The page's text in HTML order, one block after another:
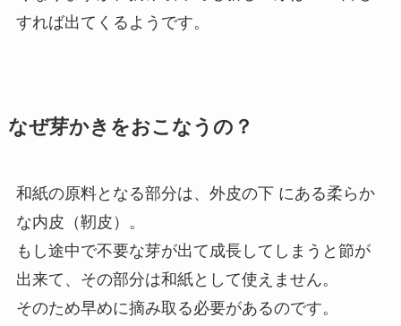
すれば出てくるようです。
なぜ芽かきをおこなうの？
和紙の原料となる部分は、外皮の下 にある柔らか
な内皮（靭皮）。
もし途中で不要な芽が出て成長してしまうと節が
出来て、その部分は和紙として使えません。
そのため早めに摘み取る必要があるのです。